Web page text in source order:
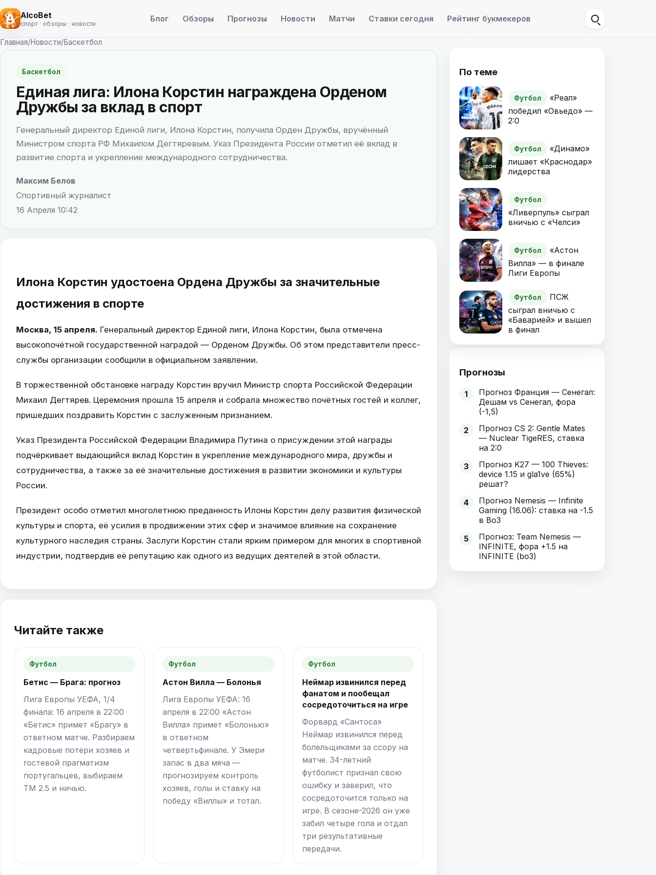
AlcoBet
спорт · обзоры · новости Блог Обзоры Прогнозы Новости Матчи Ставки сегодня Рейтинг букмекеров
Главная/Новости/Баскетбол
Баскетбол
Единая лига: Илона Корстин награждена Орденом
Дружбы за вклад в спорт
Генеральный директор Единой лиги, Илона Корстин, получила Орден Дружбы, вручённый
Министром спорта РФ Михаилом Дегтяревым. Указ Президента России отметил её вклад в
развитие спорта и укрепление международного сотрудничества.
Максим Белов
Спортивный журналист
16 Апреля 10:42
Илона Корстин удостоена Ордена Дружбы за значительные
достижения в спорте
Москва, 15 апреля. Генеральный директор Единой лиги, Илона Корстин, была отмечена
высокопочётной государственной наградой — Орденом Дружбы. Об этом представители пресс-
службы организации сообщили в официальном заявлении.
В торжественной обстановке награду Корстин вручил Министр спорта Российской Федерации
Михаил Дегтярев. Церемония прошла 15 апреля и собрала множество почётных гостей и коллег,
пришедших поздравить Корстин с заслуженным признанием.
Указ Президента Российской Федерации Владимира Путина о присуждении этой награды
подчёркивает выдающийся вклад Корстин в укрепление международного мира, дружбы и
сотрудничества, а также за её значительные достижения в развитии экономики и культуры
России.
Президент особо отметил многолетнюю преданность Илоны Корстин делу развития физической
культуры и спорта, её усилия в продвижении этих сфер и значимое влияние на сохранение
культурного наследия страны. Заслуги Корстин стали ярким примером для многих в спортивной
индустрии, подтвердив её репутацию как одного из ведущих деятелей в этой области.
Читайте также
Футбол
Бетис — Брага: прогноз
Лига Европы УЕФА, 1/4
финала: 16 апреля в 22:00
«Бетис» примет «Брагу» в
ответном матче. Разбираем
кадровые потери хозяев и
гостевой прагматизм
португальцев, выбираем
ТМ 2.5 и ничью.
Футбол
Астон Вилла — Болонья
Лига Европы УЕФА: 16
апреля в 22:00 «Астон
Вилла» примет «Болонью»
в ответном
четвертьфинале. У Эмери
запас в два мяча —
прогнозируем контроль
хозяев, голы и ставку на
победу «Виллы» и тотал.
Футбол
Неймар извинился перед
фанатом и пообещал
сосредоточиться на игре
Форвард «Сантоса»
Неймар извинился перед
болельщиками за ссору на
матче. 34-летний
футболист признал свою
ошибку и заверил, что
сосредоточится только на
игре. В сезоне-2026 он уже
забил четыре гола и отдал
три результативные
передачи.
По теме
Футбол
«Реал»
победил «Овьедо» —
2:0
Футбол
«Динамо»
лишает «Краснодар»
лидерства
Футбол
«Ливерпуль» сыграл
вничью с «Челси»
Футбол
«Астон
Вилла» — в финале
Лиги Европы
Футбол
ПСЖ
сыграл вничью с
«Баварией» и вышел
в финал
Прогнозы
1
Прогноз Франция — Сенегал:
Дешам vs Сенегал, фора
(-1,5)
2
Прогноз CS 2: Gentle Mates
— Nuclear TigeRES, ставка
на 2:0
3
Прогноз K27 — 100 Thieves:
device 1.15 и gla1ve (65%)
решат?
4
Прогноз Nemesis — Infinite
Gaming (16.06): ставка на -1.5
в Bo3
5
Прогноз: Team Nemesis —
INFINITE, фора +1.5 на
INFINITE (bo3)